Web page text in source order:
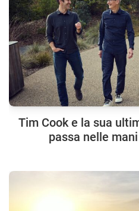
Tim Cook e la sua
passa nelle